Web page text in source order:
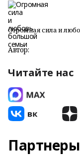
Огромная сила и
Автор:
Читайте нас
Партнеры